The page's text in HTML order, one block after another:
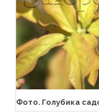
Фото. Голубика